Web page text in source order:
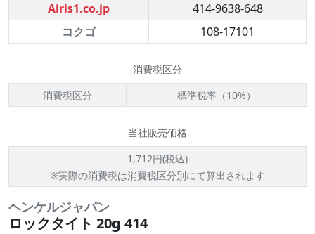
Airis1.co.jp
414-9638-648
コクゴ
108-17101
消費税区分
消費税区分
標準税率（10%）
当社販売価格
1,712円(税込)
※実際の消費税は消費税区分別にて算出されます
ヘンケルジャパン
ロックタイト 20g 414